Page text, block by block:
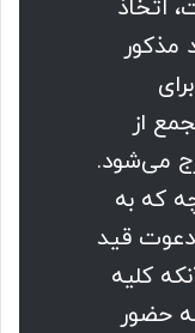
اتخاذ
مذکور
از
می‌شود.
که به
قید
کلیه
حضور